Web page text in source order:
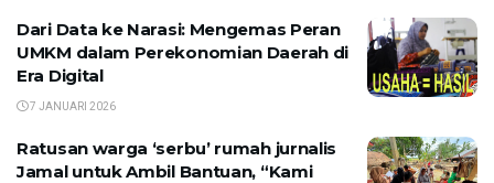
Dari Data ke Narasi: Mengemas Peran
UMKM dalam Perekonomian Daerah di
Era Digital
7 JANUARI 2026
Ratusan warga ‘serbu’ rumah jurnalis
Jamal untuk Ambil Bantuan, “Kami